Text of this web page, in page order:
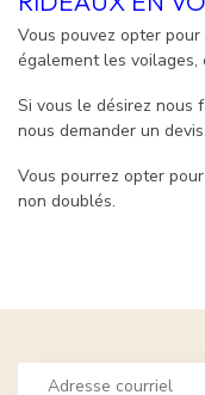
Vous pouvez opter
également les voilages,
Si vous le désirez nous
nous demander un devis.
Vous pourrez opter
non doublés.